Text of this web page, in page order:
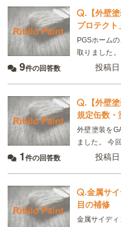
. 【外壁
プロテクト
PGSホーム
取りました
いましたが
9件の回答数 投稿
. 【外壁
規定缶数・
外壁塗装を
ました。 今
と記載があ
1件の回答数 投稿
.金属サ
目の補修
金属サイデ